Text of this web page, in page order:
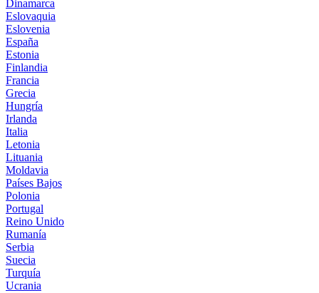
Dinamarca
Eslovaquia
Eslovenia
España
Estonia
Finlandia
Francia
Grecia
Hungría
Irlanda
Italia
Letonia
Lituania
Moldavia
Países Bajos
Polonia
Portugal
Reino Unido
Rumanía
Serbia
Suecia
Turquía
Ucrania